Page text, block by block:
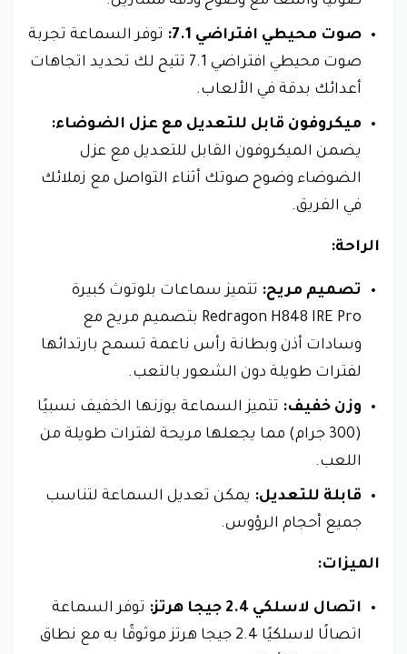
صوت محيطي افتراضي 7.1:
توفر السماعة تجربة
صوت محيطي افتراضي 7.1 تتيح لك تحديد اتجاهات
أعدائك بدقة في الألعاب.
ميكروفون قابل للتعديل مع عزل الضوضاء:
يضمن الميكروفون القابل للتعديل مع عزل
الضوضاء وضوح صوتك أثناء التواصل مع زملائك
في الفريق.
الراحة:
تصميم مريح: تتميز سماعات بلوتوث كبيرة
Redragon H848 IRE Pro بتصميم مريح مع
وسادات أذن وبطانة رأس ناعمة تسمح بارتدائها
لفترات طويلة دون الشعور بالتعب.
وزن خفيف: تتميز السماعة بوزنها الخفيف نسبيًا
(300 جرام) مما يجعلها مريحة لفترات طويلة من
اللعب.
قابلة للتعديل: يمكن تعديل السماعة لتناسب
جميع أحجام الرؤوس.
الميزات:
اتصال لاسلكي 2.4 جيجا هرتز:
توفر السماعة
اتصالًا لاسلكيًا 2.4 جيجا هرتز موثوقًا به مع نطاق